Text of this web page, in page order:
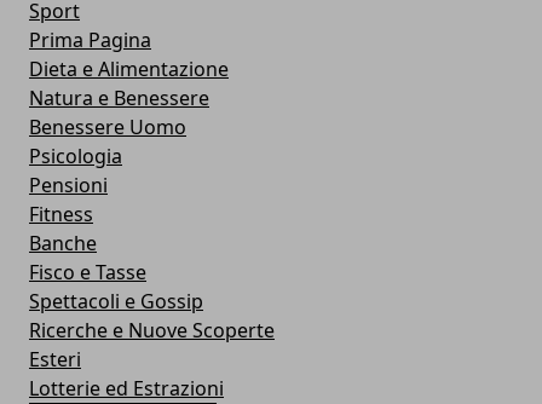
Sport
Prima Pagina
Dieta e Alimentazione
Natura e Benessere
Benessere Uomo
Psicologia
Pensioni
Fitness
Banche
Fisco e Tasse
Spettacoli e Gossip
Ricerche e Nuove Scoperte
Esteri
Lotterie ed Estrazioni